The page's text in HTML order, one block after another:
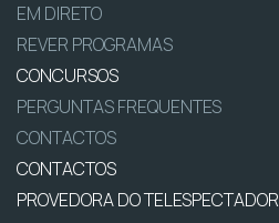
EM DIRETO
REVER PROGRAMAS
CONCURSOS
PERGUNTAS FREQUENTES
CONTACTOS
CONTACTOS
PROVEDORA DO TELESPECTADOR